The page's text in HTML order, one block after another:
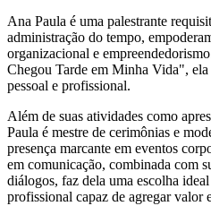
Ana Paula é uma palestrante
administração do tempo,
organizacional e
Chegou Tarde em Minha Vida",
pessoal e profissional.
Além de suas atividades como
Paula é mestre de cerimônias e
presença marcante em eventos
em comunicação, combinada com
diálogos, faz dela uma escolha
profissional capaz de agregar valor